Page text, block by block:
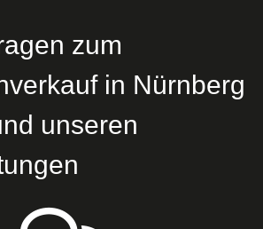
zum
in Nürnberg
unseren